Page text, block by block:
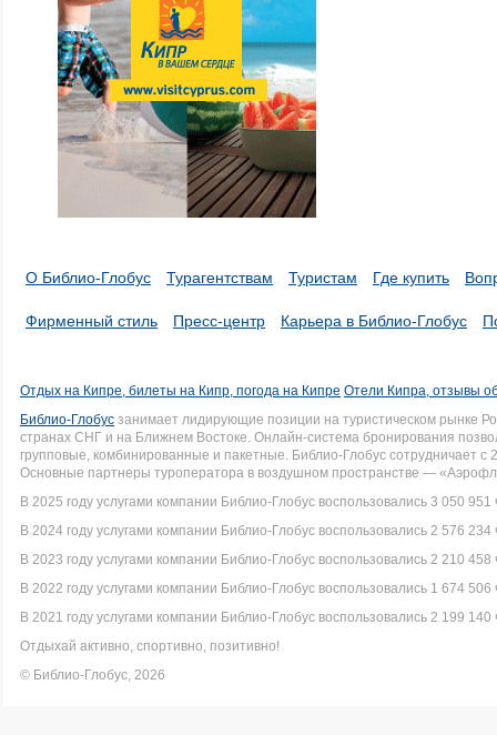
О Библио-Глобус Турагентствам Туристам Где купить
Фирменный стиль Пресс-центр Карьера в Библио-Глобус
Отдых на Кипре, билеты на Кипр, погода на Кипре Отели Кипра, отзывы
Библио-Глобус занимает лидирующие позиции на туристическом рынке
странах СНГ и на Ближнем Востоке. Онлайн-система бронирования
групповые, комбинированные и пакетные. Библио-Глобус сотрудничает
Основные партнеры туроператора в воздушном пространстве —
В 2025 году услугами компании Библио-Глобус воспользовались 3 050 951
В 2024 году услугами компании Библио-Глобус воспользовались 2 576 234
В 2023 году услугами компании Библио-Глобус воспользовались 2 210 458
В 2022 году услугами компании Библио-Глобус воспользовались 1 674 506
В 2021 году услугами компании Библио-Глобус воспользовались 2 199 140
Отдыхай активно, спортивно, позитивно!
© Библио-Глобус, 2026